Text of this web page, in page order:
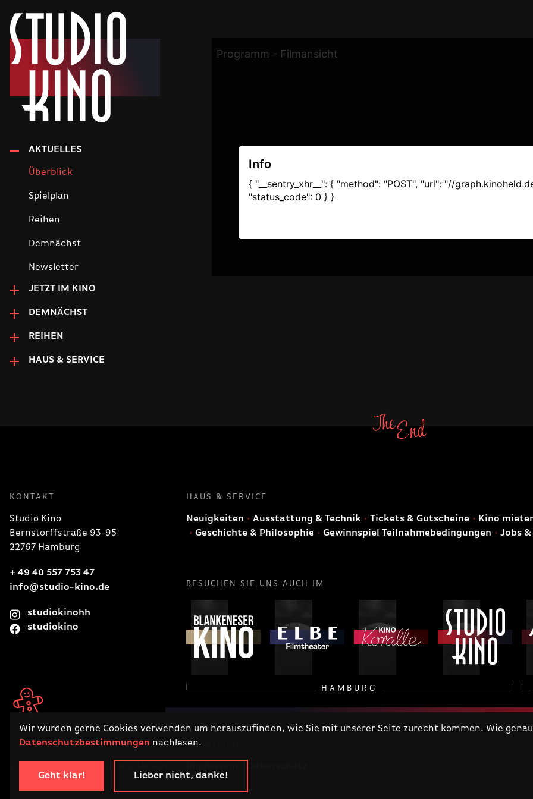
Wir würden gerne Cookies verwenden um herauszufinden, wie Sie mit unserer Seite zurecht kommen. Wie
Datenschutzbestimmungen nachlesen.
Geht klar! Lieber nicht, danke!
AKTUELLES
Überblick
Spielplan
Reihen
Demnächst
Newsletter
JETZT IM KINO
DEMNÄCHST
REIHEN
HAUS & SERVICE
KONTAKT
Studio Kino
Bernstorffstraße 93-95
22767 Hamburg
+ 49 40 557 753 47
info@studio-kino.de
studiokinohh
studiokino
HAUS & SERVICE
Neuigkeiten Ausstattung & Technik Tickets & Gutscheine
Kino
Geschichte & Philosophie
Gewinnspiel Teilnahmebedingungen Jobs
BESUCHEN SIE UNS AUCH IM
HAMBURG
RECHTLICHES
COPYRIGHT